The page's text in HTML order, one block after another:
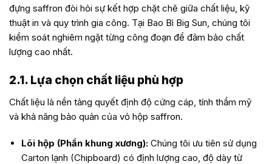
đựng saffron đòi hỏi sự kết hợp chặt chẽ giữa chất liệu, kỹ
thuật in và quy trình gia công. Tại Bao Bì Big Sun, chúng tôi
kiểm soát nghiêm ngặt từng công đoạn để đảm bảo chất
lượng cao nhất.
2.1. Lựa chọn chất liệu phù hợp
Chất liệu là nền tảng quyết định độ cứng cáp, tính thẩm mỹ
và khả năng bảo quản của vỏ hộp saffron.
Lõi hộp (Phần khung xương):Chúng tôi ưu tiên sử dụng
Carton lạnh (Chipboard) có định lượng cao, độ dày từ